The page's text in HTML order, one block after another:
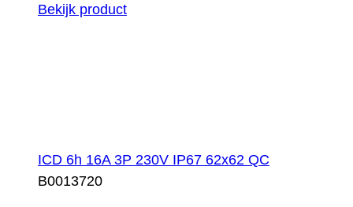
Bekijk product
ICD 6h 16A 3P 230V IP67 62x62 QC
B0013720